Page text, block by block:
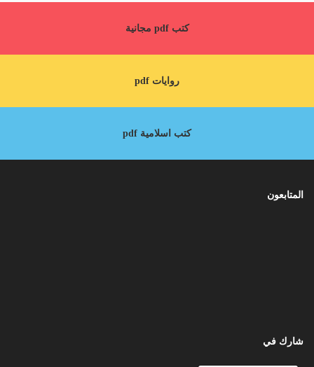
كتب pdf مجانية
روايات pdf
كتب اسلامية pdf
المتابعون
شارك في